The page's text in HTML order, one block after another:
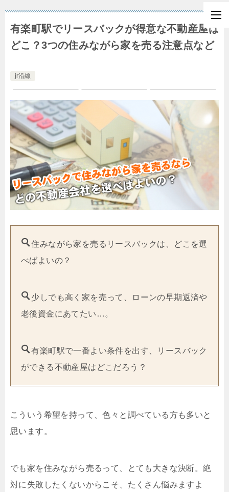
有楽町駅でリースバックが得意な不動産屋は
どこ？3つの住みながら家を売る注意点など
jr沿線
住みながら家を売るリースバックは、どこを選
べばよいの？
少しでも高く家を売って、ローンの早期返済や
老後資金にあてたい…。
有楽町駅で一番よい条件を出す、リースバック
ができる不動産屋はどこだろう？
こういう希望を持って、色々と調べている方も多いと
思います。
でも家を住みながら売るって、とても大きな決断。絶
対に失敗したくないからこそ、たくさん悩みますよ